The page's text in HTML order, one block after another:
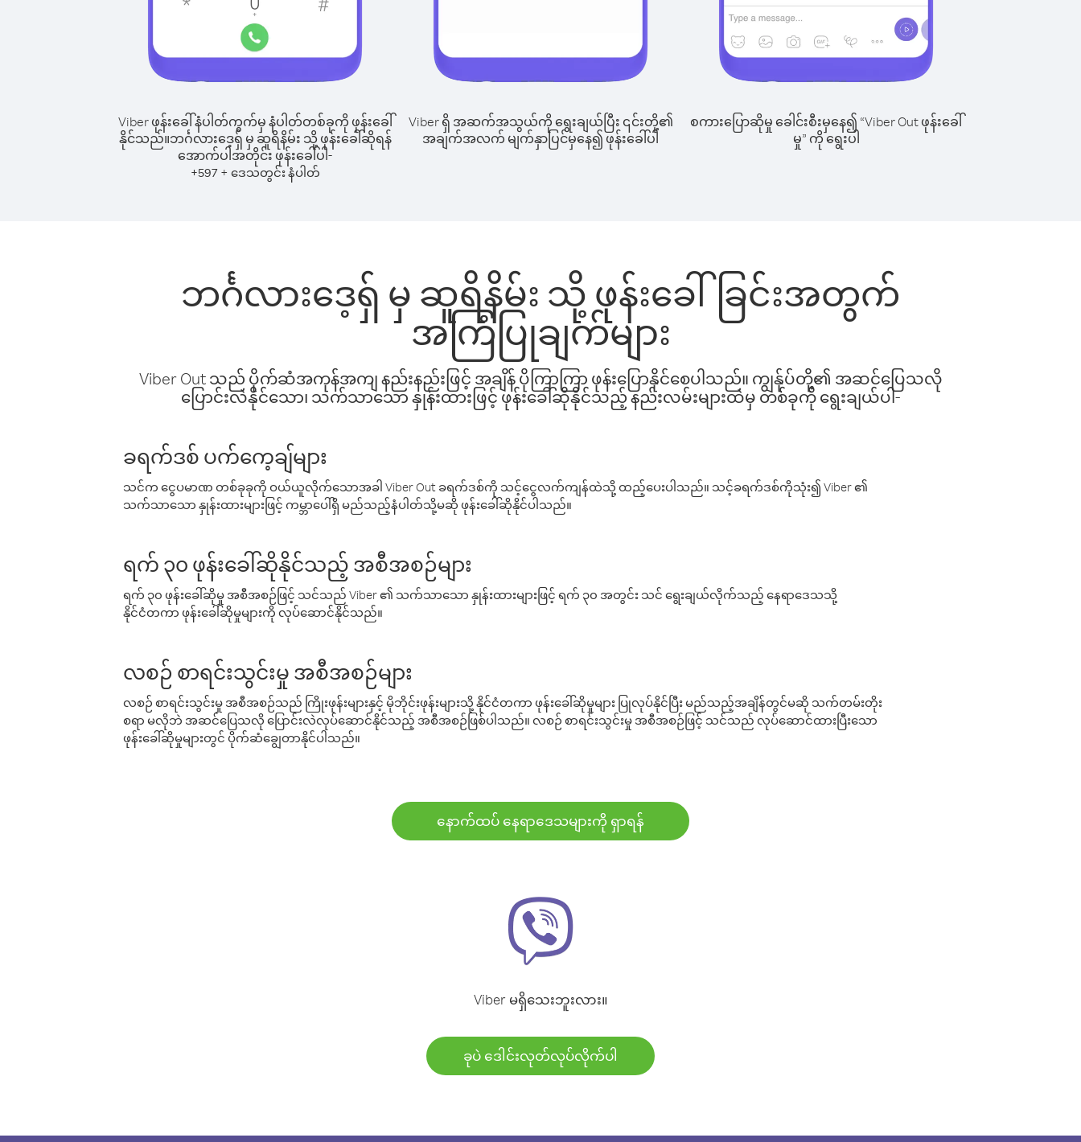
Viber ဖုန်းခေါ်နံပါတ်ကွက်မှ နံပါတ်တစ်ခုကို ဖုန်းခေါ်
နိုင်သည်။ဘင်္ဂလားဒေ့ရှ် မှ ဆူရိနိမ်း သို့ ဖုန်းခေါ်ဆိုရန်
အောက်ပါအတိုင်း ဖုန်းခေါ်ပါ-
+597+ ဒေသတွင်း နံပါတ်
Viber ရှိ အဆက်အသွယ်ကို ရွေးချယ်ပြီး ၎င်းတို့၏
အချက်အလက် မျက်နှာပြင်မှနေ၍ ဖုန်းခေါ်ပါ
စကားပြောဆိုမှု ခေါင်းစီးမှနေ၍ “Viber Out ဖုန်းခေါ်
မှု” ကို ရွေးပါ
ဘင်္ဂလားဒေ့ရှ် မှ ဆူရိနိမ်း သို့ ဖုန်းခေါ်ခြင်းအတွက်
အကြံပြုချက်များ
Viber Out သည် ပိုက်ဆံအကုန်အကျ နည်းနည်းဖြင့် အချိန် ပိုကြာကြာ ဖုန်းပြောနိုင်စေပါသည်။ ကျွန်ုပ်တို့၏ အဆင်ပြေသလို
ပြောင်းလဲနိုင်သော၊ သက်သာသော နှုန်းထားဖြင့် ဖုန်းခေါ်ဆိုနိုင်သည့် နည်းလမ်းများထဲမှ တစ်ခုကို ရွေးချယ်ပါ-
ခရက်ဒစ် ပက်ကေ့ချ်များ
သင်က ငွေပမာဏ တစ်ခုခုကို ဝယ်ယူလိုက်သောအခါ Viber Out ခရက်ဒစ်ကို သင့်ငွေလက်ကျန်ထဲသို့ ထည့်ပေးပါသည်။ သင့်ခရက်ဒစ်ကိုသုံး၍ Viber ၏
သက်သာသော နှုန်းထားများဖြင့် ကမ္ဘာပေါ်ရှိ မည်သည့်နံပါတ်သို့မဆို ဖုန်းခေါ်ဆိုနိုင်ပါသည်။
ရက် ၃၀ ဖုန်းခေါ်ဆိုနိုင်သည့် အစီအစဉ်များ
ရက် ၃၀ ဖုန်းခေါ်ဆိုမှု အစီအစဉ်ဖြင့် သင်သည် Viber ၏ သက်သာသော နှုန်းထားများဖြင့် ရက် ၃၀ အတွင်း သင် ရွေးချယ်လိုက်သည့် နေရာဒေသသို့
နိုင်ငံတကာ ဖုန်းခေါ်ဆိုမှုများကို လုပ်ဆောင်နိုင်သည်။
လစဉ် စာရင်းသွင်းမှု အစီအစဉ်များ
လစဉ် စာရင်းသွင်းမှု အစီအစဉ်သည် ကြိုးဖုန်းများနှင့် မိုဘိုင်းဖုန်းများသို့ နိုင်ငံတကာ ဖုန်းခေါ်ဆိုမှုများ ပြုလုပ်နိုင်ပြီး မည်သည့်အချိန်တွင်မဆို သက်တမ်းတိုး
စရာ မလိုဘဲ အဆင်ပြေသလို ပြောင်းလဲလုပ်ဆောင်နိုင်သည့် အစီအစဉ်ဖြစ်ပါသည်။ လစဉ် စာရင်းသွင်းမှု အစီအစဉ်ဖြင့် သင်သည် လုပ်ဆောင်ထားပြီးသော
ဖုန်းခေါ်ဆိုမှုများတွင် ပိုက်ဆံချွေတာနိုင်ပါသည်။
နောက်ထပ် နေရာဒေသများကို ရှာရန်
Viber မရှိသေးဘူးလား။
ခုပဲ ဒေါင်းလုတ်လုပ်လိုက်ပါ